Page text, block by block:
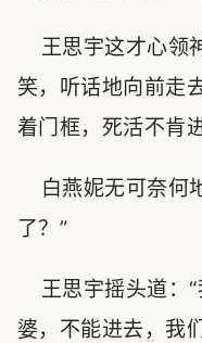
王思宇这才心领
笑，听话地向前走
着门框，死活不肯
白燕妮无可奈何
了？”
王思宇摇头道：“
婆，不能进去，我